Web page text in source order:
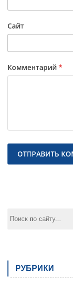
Сайт
Комментарий *
РУБРИКИ